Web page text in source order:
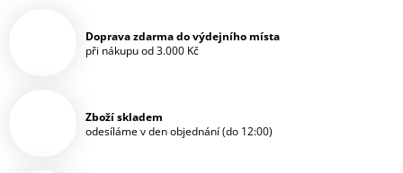
Doprava zdarma do výdejního místa
při nákupu od 3.000 Kč
Zboží skladem
odesíláme v den objednání (do 12:00)